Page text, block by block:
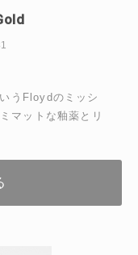
うFloydのミッシ
マットな釉薬とリ